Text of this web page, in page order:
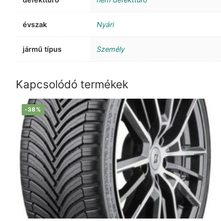
évszak Nyári
jármű típus Személy
Kapcsolódó termékek
-38%